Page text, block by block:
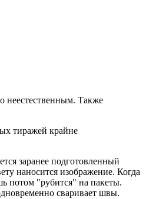
неестественным. Также
тиражей крайне
заранее подготовленный
наносится изображение. Когда
потом "рубится" на пакеты.
сваривает швы.